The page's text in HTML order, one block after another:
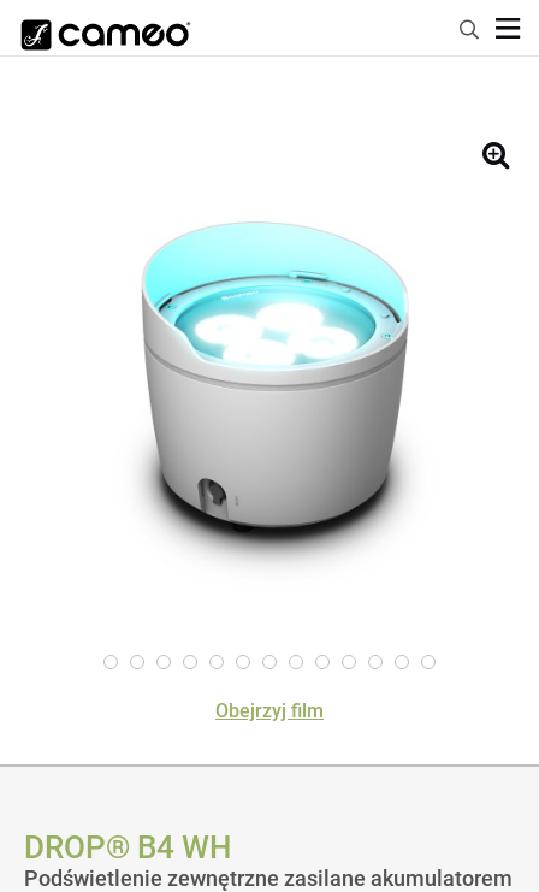
Obejrzyj film
DROP® B4 WH
Podświetlenie zewnętrzne zasilane akumulatorem